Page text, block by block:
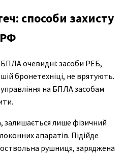
способи захисту
очевидні: засоби РЕБ,
бронетехніці, не врятують.
на БПЛА засобам
залишається лише фізичний
апаратів. Підійде
рушниця, заряджена